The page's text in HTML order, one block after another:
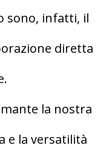
sono, infatti, il
diretta
la nostra
e la versatilità